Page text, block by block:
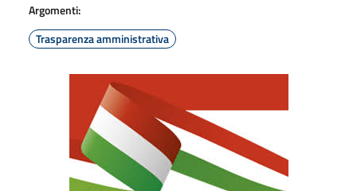
Argomenti:
Trasparenza amministrativa